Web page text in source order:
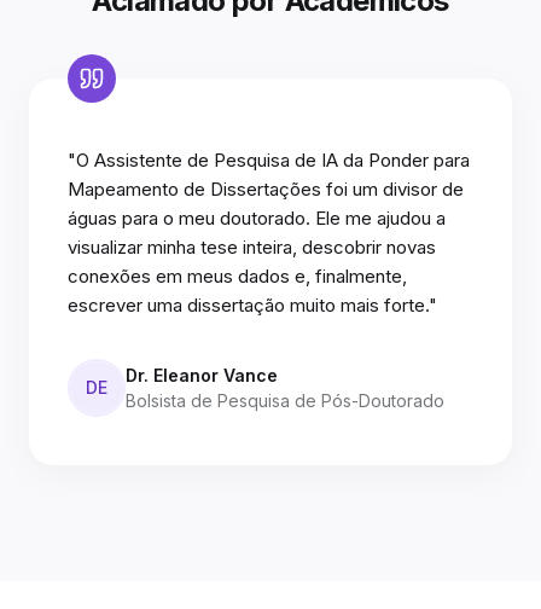
"O Assistente de Pesquisa de IA da Ponder para
Mapeamento de Dissertações foi um divisor de
águas para o meu doutorado. Ele me ajudou a
visualizar minha tese inteira, descobrir novas
conexões em meus dados e, finalmente,
escrever uma dissertação muito mais forte."
DE
Dr. Eleanor Vance
Bolsista de Pesquisa de Pós-Doutorado